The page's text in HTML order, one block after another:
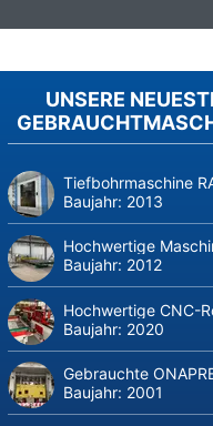
UNSERE
Tiefbohrmaschine
Baujahr: 2013
Hochwertige
Baujahr: 2012
Hochwertige CNC-
Baujahr: 2020
Gebrauchte
Baujahr: 2001